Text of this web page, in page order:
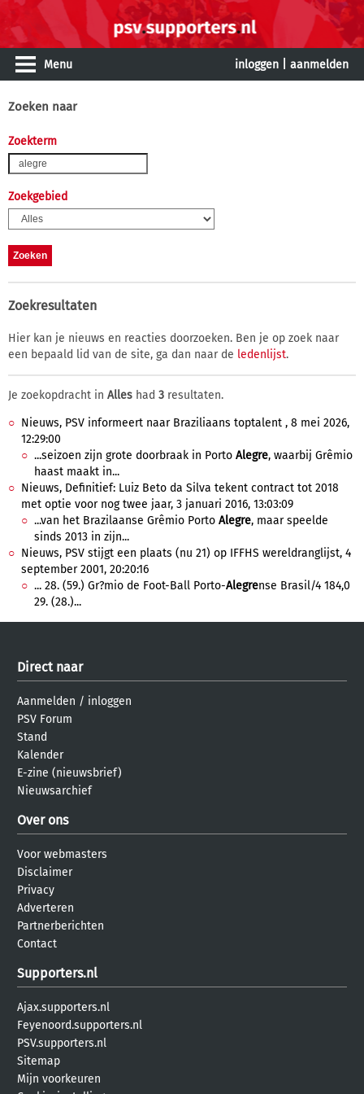
Menu inloggen aanmelden
Zoeken naar
Zoekterm
Zoekgebied
Zoekresultaten
Hier kan je nieuws en reacties doorzoeken. Ben je op zoek naar
een bepaald lid van de site, ga dan naar de ledenlijst.
Je zoekopdracht in Alles had 3 resultaten.
Nieuws, PSV informeert naar Braziliaans toptalent , 8 mei 2026,
12:29:00
...seizoen zijn grote doorbraak in Porto Alegre, waarbij Grêmio
haast maakt in...
Nieuws, Definitief: Luiz Beto da Silva tekent contract tot 2018
met optie voor nog twee jaar, 3 januari 2016, 13:03:09
...van het Brazilaanse Grêmio Porto Alegre, maar speelde
sinds 2013 in zijn...
Nieuws, PSV stijgt een plaats (nu 21) op IFFHS wereldranglijst, 4
september 2001, 20:20:16
... 28. (59.) Gr?mio de Foot-Ball Porto-Alegrense Brasil/4 184,0
29. (28.)...
Direct naar
Aanmelden / inloggen
PSV Forum
Stand
Kalender
E-zine (nieuwsbrief)
Nieuwsarchief
Over ons
Voor webmasters
Disclaimer
Privacy
Adverteren
Partnerberichten
Contact
Supporters.nl
Ajax.supporters.nl
Feyenoord.supporters.nl
PSV.supporters.nl
Sitemap
Mijn voorkeuren